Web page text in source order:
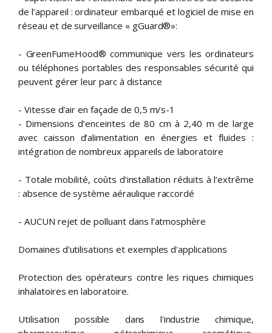
de l’appareil : ordinateur embarqué et logiciel de mise en
réseau et de surveillance « gGuard®»:
- GreenFumeHood® communique vers les ordinateurs
ou téléphones portables des responsables sécurité qui
peuvent gérer leur parc à distance
- Vitesse d’air en façade de 0,5 m/s-1
- Dimensions d’enceintes de 80 cm à 2,40 m de large
avec caisson d’alimentation en énergies et fluides :
intégration de nombreux appareils de laboratoire
- Totale mobilité, coûts d’installation réduits à l’extrême
: absence de système aéraulique raccordé
- AUCUN rejet de polluant dans l’atmosphère
Domaines d'utilisations et exemples d'applications
Protection des opérateurs contre les riques chimiques
inhalatoires en laboratoire.
Utilisation possible dans l'industrie chimique,